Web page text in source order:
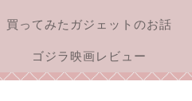
買ってみたガジェットのお話
ゴジラ映画レビュー